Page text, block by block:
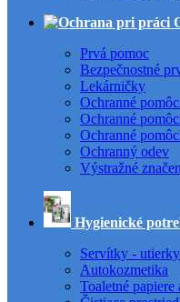
Prvá pomoc
Bezpečnostné
Lekárničky
Ochranné
Ochranné
Ochranné
Ochranný odev
Výstražné
Hygienické
Servítky -
Autokozmetika
Toaletné papiere